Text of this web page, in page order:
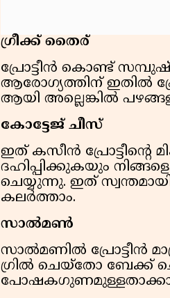
ഗ്രീക്ക് തൈര്
പ്രോട്ടീൻ കൊണ്ട്
ആരോഗ്യത്തിന് ഇതിൽ
ആയി അല്ലെങ്കിൽ
കോട്ടേജ് ചീസ്
ഇത് കസീൻ പ്രോട്ടീൻ്റെ
ദഹിപ്പിക്കുകയും
ചെയ്യുന്നു. ഇത്
കലർത്താം.
സാൽമൺ
സാൽമണിൽ പ്രോട്ടീൻ
ഗ്രിൽ ചെയ്തോ ബേക്ക്